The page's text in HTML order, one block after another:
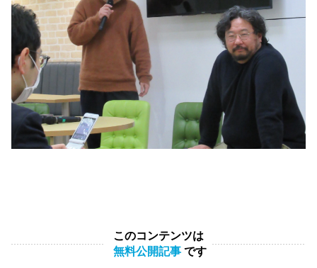
このコンテンツは
無料公開記事 です